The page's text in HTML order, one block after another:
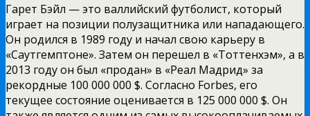
Гарет Бэйл — это валлийский футболист, который
играет на позиции полузащитника или нападающего.
Он родился в 1989 году и начал свою карьеру в
«Саутгемптоне». Затем он перешел в «Тоттенхэм», а в
2013 году он был «продан» в «Реал Мадрид» за
рекордные 100 000 000 $. Согласно Forbes, его
текущее состояние оценивается в 125 000 000 $. Он